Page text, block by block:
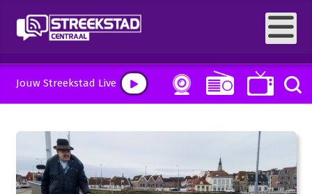
Jouw Streekstad Live